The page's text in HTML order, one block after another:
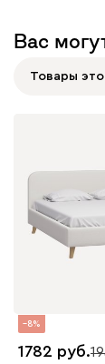
Вас
Товары
8
1782